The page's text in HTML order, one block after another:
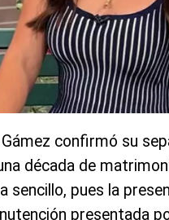
confirmó su
década de
sencillo, pues la
presentada